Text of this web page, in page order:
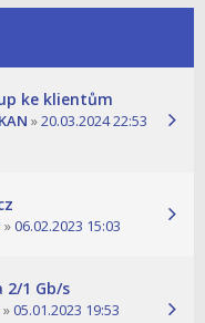
ke klientům
»20.03.2024 22:53
»06.02.2023 15:03
1 Gb/s
»05.01.2023 19:53